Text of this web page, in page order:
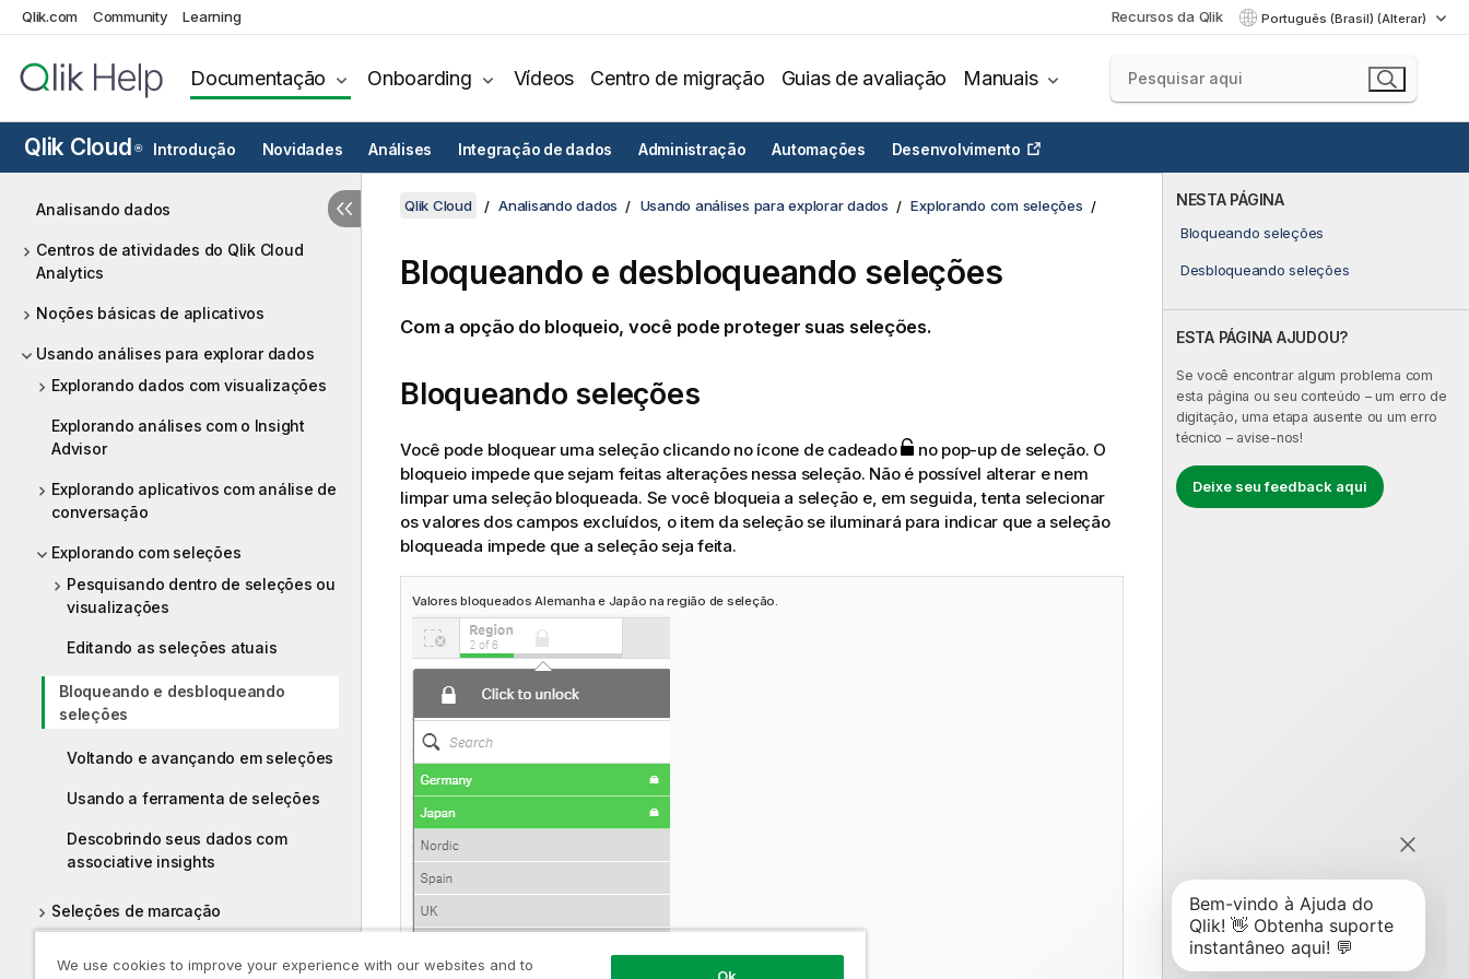
Qlik.com Community Learning Recursos da Qlik Português (Brasil) (Alterar)
Documentação Onboarding Vídeos Centro de migração Guias de avaliação Manuais
Qlik Cloud ® Introdução Novidades Análises Integração de dados Administração Automações Desenvolvimento
Analisando dados
Centros de atividades do Qlik Cloud
Analytics
Noções básicas de aplicativos
Usando análises para explorar dados
Explorando dados com visualizações
Explorando análises com o Insight
Advisor
Explorando aplicativos com análise de
conversação
Explorando com seleções
Pesquisando dentro de seleções ou
visualizações
Editando as seleções atuais
Bloqueando e desbloqueando
seleções
Voltando e avançando em seleções
Usando a ferramenta de seleções
Descobrindo seus dados com
associative insights
Seleções de marcação
análise
NESTA PÁGINA
Bloqueando seleções
Desbloqueando seleções
ESTA PÁGINA AJUDOU?
Se você encontrar algum problema com
esta página ou seu conteúdo – um erro de
digitação, uma etapa ausente ou um erro
técnico – avise-nos!
Deixe seu feedback aqui
Qlik Cloud Analisando dados Usando análises para explorar dados Explorando com seleções
Bloqueando e desbloqueando seleções
Com a opção do bloqueio, você pode proteger suas seleções.
Bloqueando seleções
Você pode bloquear uma seleção clicando no ícone de cadeado
no pop-up de seleção. O
bloqueio impede que sejam feitas alterações nessa seleção. Não é possível alterar e nem
limpar uma seleção bloqueada. Se você bloqueia a seleção e, em seguida, tenta selecionar
os valores dos campos excluídos, o item da seleção se iluminará para indicar que a seleção
bloqueada impede que a seleção seja feita.
Valores bloqueados Alemanha e Japão na região de seleção.
We use cookies to improve your experience with our websites and to